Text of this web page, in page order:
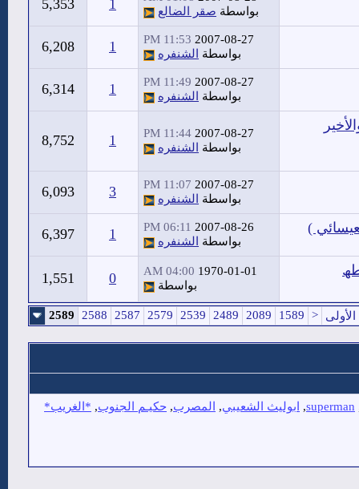
بواسطة صقر الضالع 1
5,353
2007-08-27
11:53 PM
بواسطة
الشنفره 1
6,208
2007-08-27
11:49 PM
بواسطة
الشنفره 1
6,314
2007-08-27
11:44 PM
بواسطة
الشنفره 1
8,752
2007-08-27
11:07 PM
بواسطة
الشنفره 3
6,093
)
2007-08-26
06:11 PM
بواسطة
الشنفره 1
6,397
1970-01-01
04:00 AM
بواسطة
0
1,551
الأولى <
1589
2089
2489
2539
2579
2587
2588
2589
superman
, ابوليث الشعيبي, المصرب, حكيـم الجنوب, *الغريب*